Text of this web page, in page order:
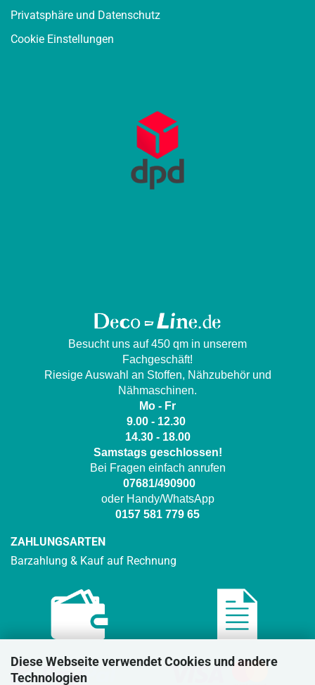
Diese Webseite verwendet Cookies und andere
Technologien
Privatsphäre und Datenschutz
Cookie Einstellungen
Besucht uns auf 450 qm in unserem
Fachgeschäft!
Riesige Auswahl an Stoffen, Nähzubehör und
Nähmaschinen.
Mo - Fr
9.00 - 12.30
14.30 - 18.00
Samstags geschlossen!
Bei Fragen einfach anrufen
07681/490900
oder Handy/WhatsApp
0157 581 779 65
ZAHLUNGSARTEN
Barzahlung & Kauf auf Rechnung